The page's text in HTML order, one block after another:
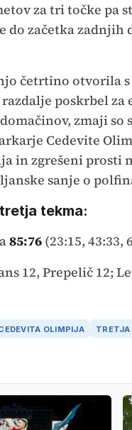
za tri točke pa
do začetka
četrtino otvorila
poskrbel
zmaji
Cedevite
in zgrešeni prosti
sanje o
tekma:
85:76(23:15, 43:33,
12, Prepelič 12;
OLIMPIJA